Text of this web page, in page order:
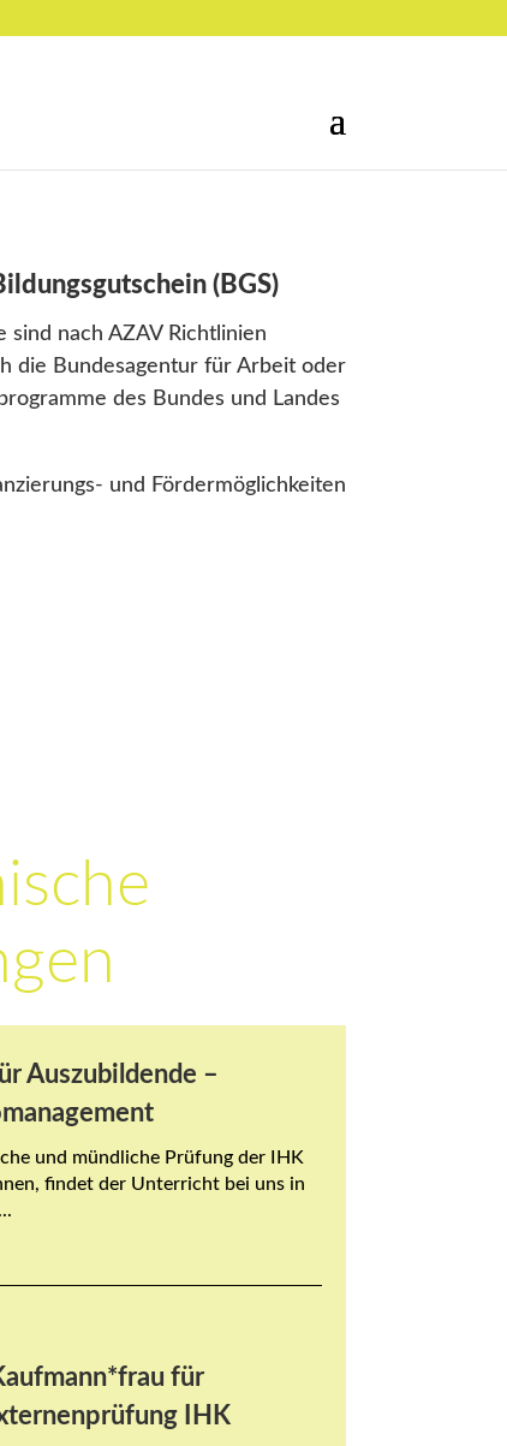
(BGS)
sind nach AZAV Richtlinien
die Bundesagentur für Arbeit oder
des Bundes und Landes
und Fördermöglichkeiten
Auszubildende –
und mündliche Prüfung der IHK
findet der Unterricht bei uns in
für
IHK